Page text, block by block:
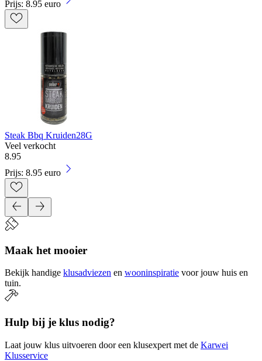
Prijs: 8.95 euro
Steak Bbq Kruiden28G
Veel verkocht
8.95
Prijs: 8.95 euro
Maak het mooier
Bekijk handige klusadviezen en wooninspiratie voor jouw huis en
tuin.
Hulp bij je klus nodig?
Laat jouw klus uitvoeren door een klusexpert met de Karwei
Klusservice